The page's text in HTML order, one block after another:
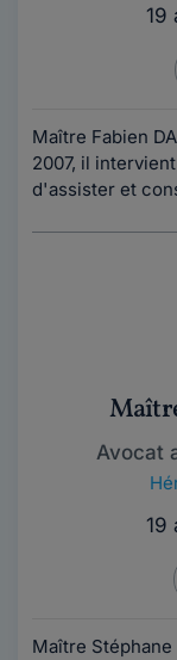
19
Maître Fabien
2007, il
d'assister et
Avocat
19
Maître Stéphane